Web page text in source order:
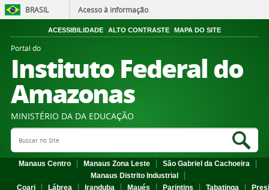
BRASIL Acesso à informação
ACESSIBILIDADE ALTO CONTRASTE MAPA DO SITE
Portal do
Instituto Federal do
Amazonas
MINISTÉRIO DA DA EDUCAÇÃO
Search Site
Manaus Centro Manaus Zona Leste
São Gabriel da Cachoeira
Manaus Distrito Industrial
Coari
Lábrea Iranduba Maués Parintins Tabatinga